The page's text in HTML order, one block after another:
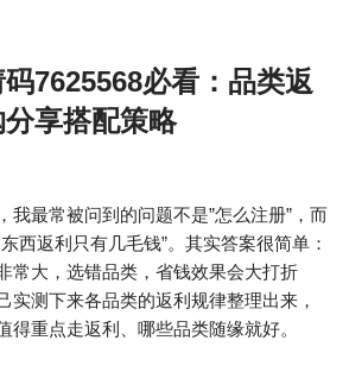
7625568必看：品类返
享搭配策略
我最常被问到的问题不是”怎么注册”，而
西返利只有几毛钱”。其实答案很简单：
常大，选错品类，省钱效果会大打折
实测下来各品类的返利规律整理出来，
得重点走返利、哪些品类随缘就好。